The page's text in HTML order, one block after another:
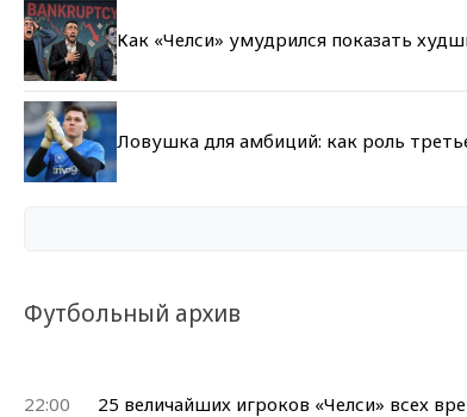
Как «Челси» умудрился показать
Ловушка для амбиций: как роль
Футбольный архив
22:00 25 величайших игроков «Челси» всех